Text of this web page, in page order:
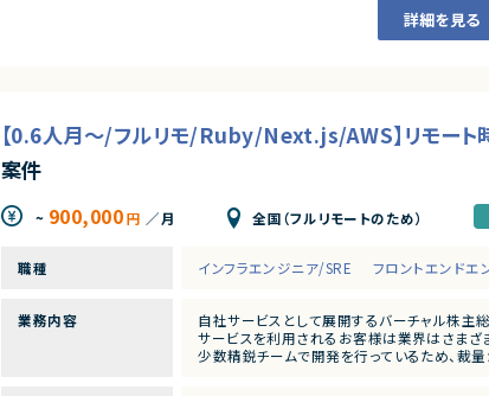
テックリード室として全社を俯瞰して施策を
くので、俯瞰と詳細、複数の視点を持って大
※あらかじめご理解の上、ご応募をお願いい
・MySQL（Spannerも含む）の実務経験
・フロントエンドのテストを書いたことがある
詳細を見る
【0.6人月～/フルリモ/Ruby/Next.js/AWS】リモート
案件
~ 900,000円 ／月 全国（フルリモートのため）
職種 インフラエンジニア/SRE フロントエンドエ
業務内容
自社サービスとして展開するバーチャル株主
サービスを利用されるお客様は業界はさまざ
少数精鋭チームで開発を行っているため、裁